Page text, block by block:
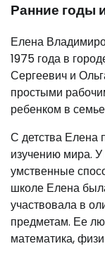
Ранние годы
Елена
1975 года в
Сергеевич и
простыми
ребенком в
С детства Елена
изучению мира.
умственные
школе Елена
участвовала в
предметам. Ее
математика,